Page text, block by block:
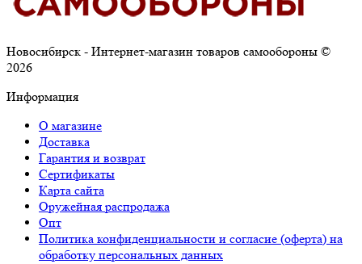
Новосибирск - Интернет-магазин товаров самообороны ©
2026
Информация
О магазине
Доставка
Гарантия и возврат
Сертификаты
Карта сайта
Оружейная распродажа
Опт
Политика конфиденциальности и согласие (оферта) на
обработку персональных данных